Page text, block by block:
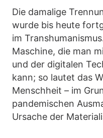
Die damalige
wurde bis heute
im
Maschine, die man
und der digitalen
kann; so lautet das
Menschheit – im
pandemischen
Ursache der